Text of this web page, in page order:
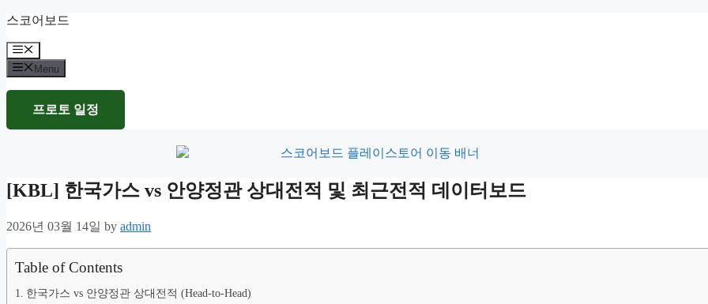
Skip
content
스코어보드
Menu
Menu
프로토 일정
[KBL] 한국가스 vs 안양정관 상대전적 및 최근전적 데이터보드
2026년 03월 14일 by admin
Table of Contents
한국가스 vs 안양정관 상대전적 (Head-to-Head)